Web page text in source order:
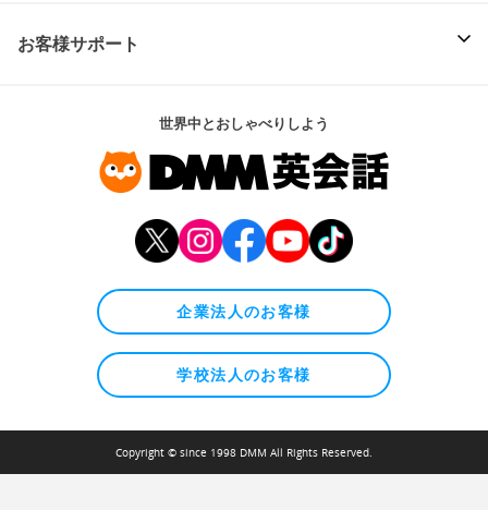
お客様サポート
世界中とおしゃべりしよう
企業法人のお客様
学校法人のお客様
Copyright © since 1998 DMM All Rights Reserved.